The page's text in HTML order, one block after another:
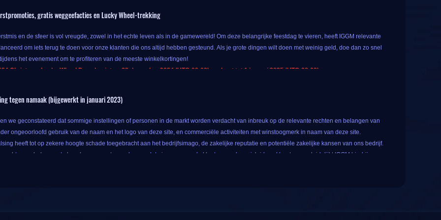
gratis weggeefacties en Lucky Wheel-trekking
en de sfeer is vol vreugde, zowel in het echte leven als in de gamewereld! Om deze belangrijke feestdag te vieren, heeft IGGM relevante
om iets terug te doen voor onze klanten die ons altijd hebben gesteund. Als je grote dingen wilt doen met weinig geld, doe dan zo snel
het evenement om te profiteren van de meeste winkelkortingen!
Christmas Lucky Wheel Draw begint op 23 december 2024 (UTC-08:00) en duurt tot 1 januari 2025 (UTC-08:00).
kunt krijgen met alleen het originele geld, dus waarom niet?
tegen namaak (bijgewerkt in januari 2023)
we geconstateerd dat sommige instellingen of personen in de markt worden verdacht van inbreuk op de relevante rechten en belangen van
ongeoorloofd gebruik van de naam en het logo van deze site, en commerciële activiteiten met winstoogmerk in naam van deze site.
heeft tot op zekere hoogte schade toegebracht aan het bedrijfsimago, de zakelijke reputatie en potentiële zakelijke kansen van ons bedrijf.
rechten en belangen te beschermen en te voorkomen dat nieuwe en oude klanten worden misleid, verklaart en verduidelijkt IGGM hierbij